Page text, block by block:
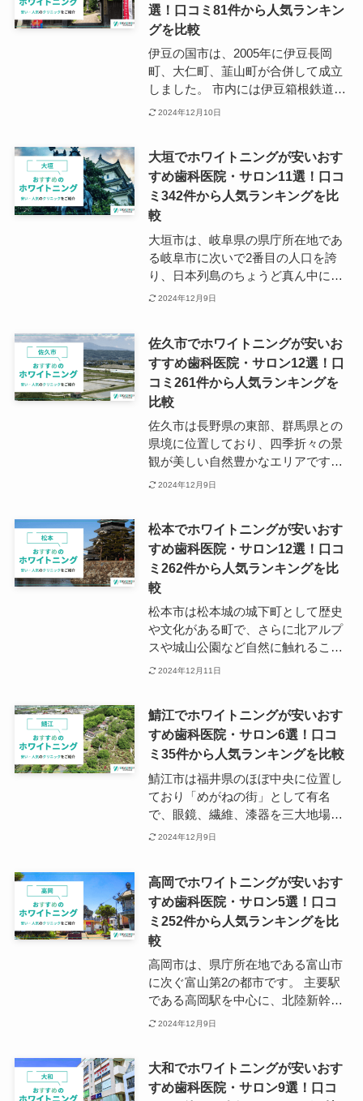
UIJターン移住の対象でもあり、富
士市に移住したいという方へのサポ
ートも手厚く行われています。 そん
な富士市でホワイトニングができる
歯科医院を探す際には、富士駅近く
や富士市役所の近隣エリアをチェッ
クすることをおすすめします。
選！口コミ81件から人気ランキン
グを比較
伊豆の国市は、2005年に伊豆長岡
町、大仁町、韮山町が合併して成立
しました。 市内には伊豆箱根鉄道の
原木駅、韮山駅、伊豆長岡駅、田京
環境がそろっています。 伊豆の国市
でホワイトニングができる歯科医院
を探す場合は、上記の主要駅に沿う
形でリサーチを進めると良いでしょ
う。
2024年12月10日
大垣でホワイトニングが安いおす
すめ歯科医院・サロン11選！口コ
ミ342件から人気ランキングを比
較
大垣市は、岐阜県の県庁所在地であ
る岐阜市に次いで2番目の人口を誇
り、日本列島のちょうど真ん中に位
置する都市としても有名です。 主要
見線、養老鉄道・養老線が発着する
ターミナル駅でもあります。 大垣で
は、各路線に沿う形で歯科医院が点
在しています。 ホワイトニングに特
化するクリニックも複数あるため、
かかりつけを探す際には沿線沿いを
チェックしてみましょう。
2024年12月9日
佐久市でホワイトニングが安いお
すすめ歯科医院・サロン12選！口
コミ261件から人気ランキングを
比較
佐久市は長野県の東部、群馬県との
県境に位置しており、四季折々の景
観が美しい自然豊かなエリアです。
佐久市の市内にはホワイトニング施
見していることが分かります。 佐久
平駅にはJR小海線、北陸新幹線の2
線が乗り入れているため、電車を利
用したアクセスも便利です。 また佐
久市の市内にはほかにも多くの歯科
医院やサロンがあるため、車でお買
い物ついでにホワイトニングをする
ことも可能です。 利便性や、望んで
いる治療内容などを踏まえて、ご自
を見つけることをおすすめいたしま
す。
2024年12月9日
松本でホワイトニングが安いおす
すめ歯科医院・サロン12選！口コ
ミ262件から人気ランキングを比
較
松本市は松本城の城下町として歴史
や文化がある町で、さらに北アルプ
スや城山公園など自然に触れること
もできる場所となっています。 ま
す。 長野県下一の規模を誇る「松本
臨空工業団地・新松本臨空産業団
地」などの工業団地や医療・福祉施
設、その他事業所が数多くあり、自
然もありつつキャリアやスキルアッ
プができる土地として都内から移住
松本駅周辺を中心として多く点在し
でなく、ホワイトニングを含む審美
歯科に力を入れる歯科医院も多くみ
られます。
2024年12月11日
鯖江でホワイトニングが安いおす
すめ歯科医院・サロン6選！口コ
ミ35件から人気ランキングを比較
鯖江市は福井県のほぼ中央に位置し
ており「めがねの街」として有名
で、眼鏡、繊維、漆器を三大地場産
業とするものづくりが盛んな街で
一人口が増えており、若い世代も定
着している傾向にあります。 鯖江市
の歯科医院は鯖江駅や国道8号線沿
いを中心に点在しています。歯科医
院の営業終了時間は17時〜18時頃が
多い傾向です。
2024年12月9日
高岡でホワイトニングが安いおす
すめ歯科医院・サロン5選！口コ
ミ252件から人気ランキングを比
較
高岡市は、県庁所在地である富山市
に次ぐ富山第2の都市です。 主要駅
である高岡駅を中心に、北陸新幹線
の新高岡駅エリアも賑わいを見せて
街である一方、日本の伝統文化が息
づく地域でもあり、国宝や日本遺産
2024年12月9日
大和でホワイトニングが安いおす
すめ歯科医院・サロン9選！口コ